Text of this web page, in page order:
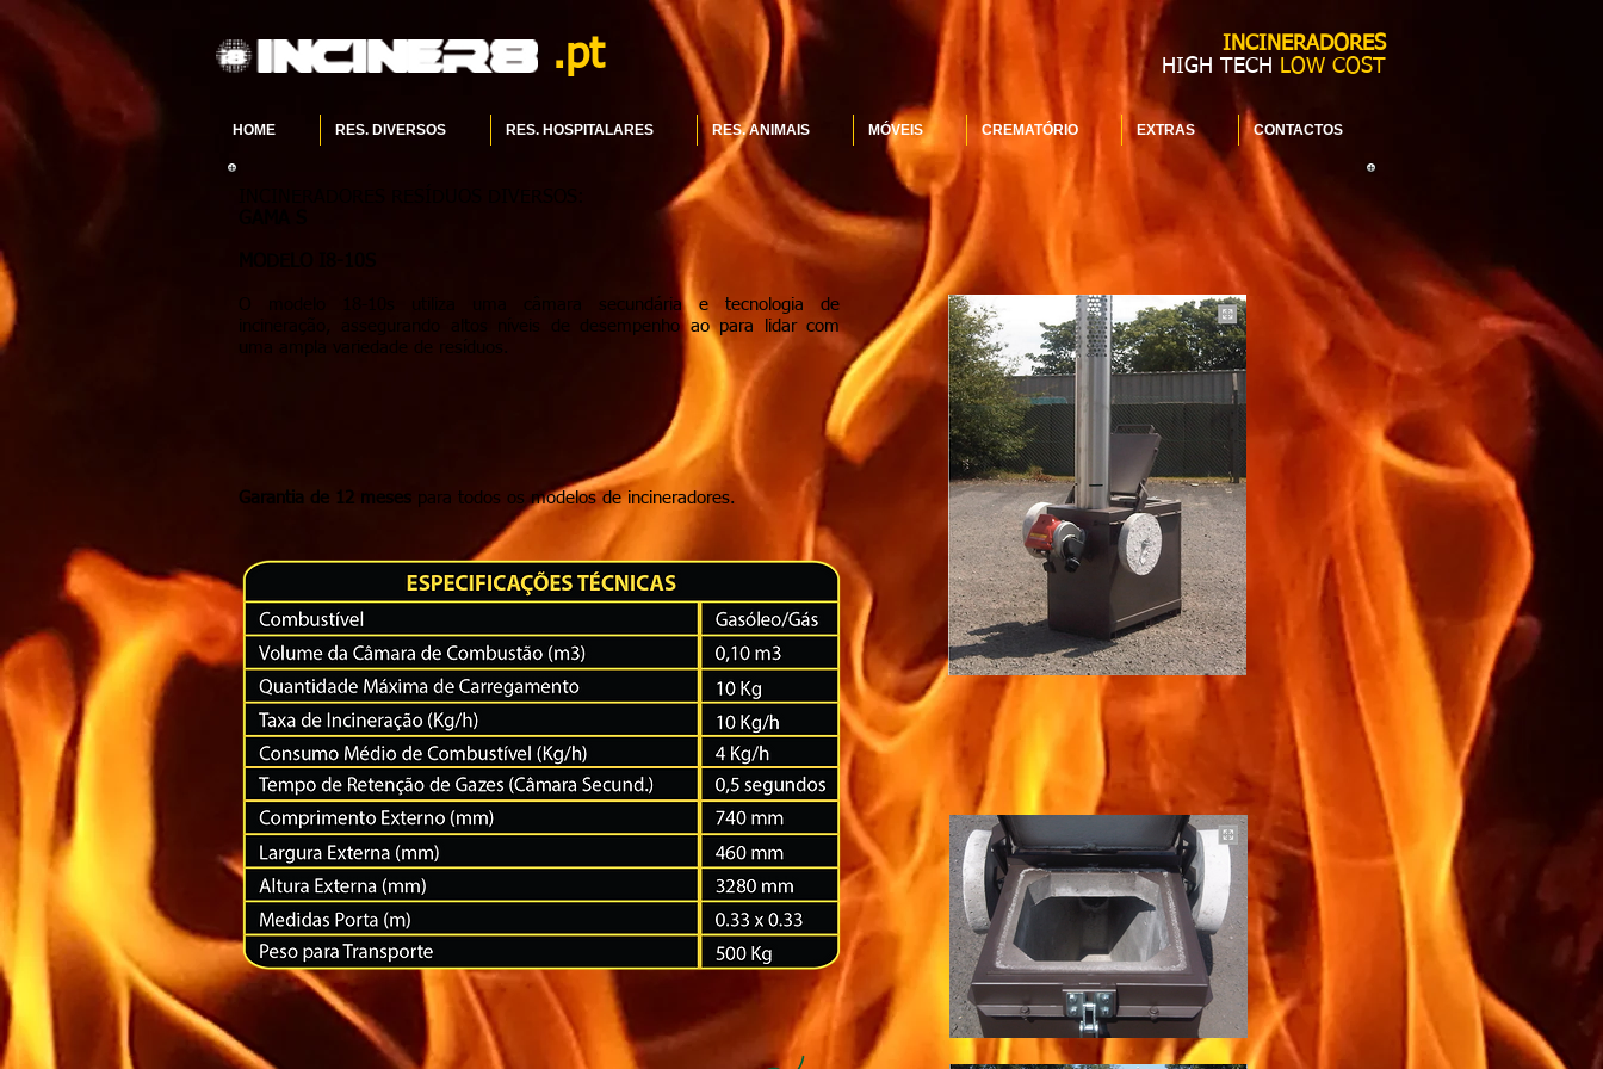
.pt
INCINERADORES
HIGH TECH
LOW COST
HOME RES. DIVERSOS RES. HOSPITALARES RES. ANIMAIS MÓVEIS CREMATÓRIO EXTRAS CONTACTOS
O modelo 18-10s utiliza uma câmara secundária e tecnologia de
incineração, assegurando altos níveis de desempenho ao para lidar com
uma ampla variedade de resíduos.
Garantia de 12 meses para todos os modelos de incineradores.